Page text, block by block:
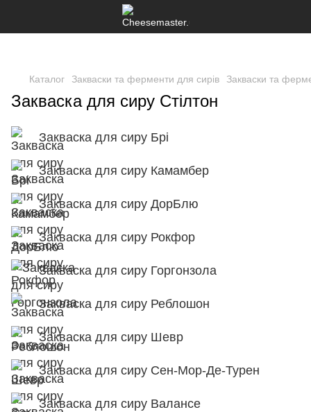
Каталог Закваски та ферменти для сирів Закваски та
Закваска для сиру Стілтон
Закваска для сиру Брі
Закваска для сиру Камамбер
Закваска для сиру ДорБлю
Закваска для сиру Рокфор
Закваска для сиру Горгонзола
Закваска для сиру Реблошон
Закваска для сиру Шевр
Закваска для сиру Сен-Мор-Де-Турен
Закваска для сиру Валансе